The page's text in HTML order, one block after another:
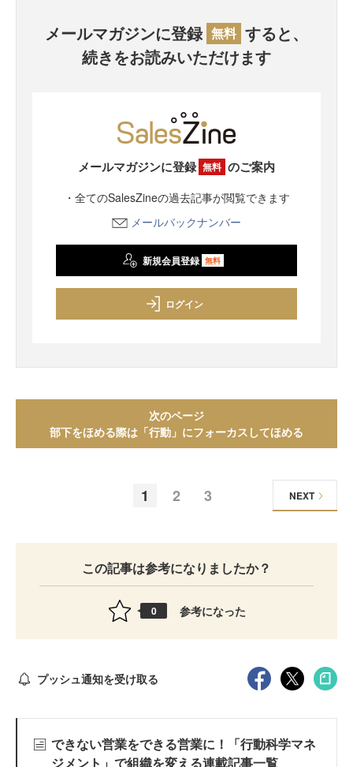
メールマガジンに登録 無料 すると、
続きをお読みいただけます
メールマガジンに登録 無料 のご案内
・全てのSalesZineの過去記事が閲覧できます
メールバックナンバー
新規会員登録 無料
ログイン
次のページ
部下をほめる際は「行動」にフォーカスしてほめる
1 2 3 NEXT
この記事は参考になりましたか？
0 参考になった
プッシュ通知を受け取る
できない営業をできる営業に！「行動科学マネ
ジメント」で組織を変える連載記事一覧